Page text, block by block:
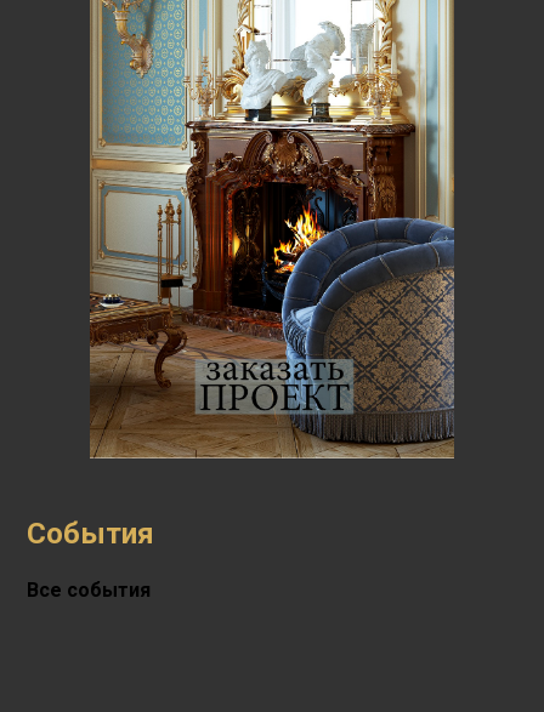
События
Все события